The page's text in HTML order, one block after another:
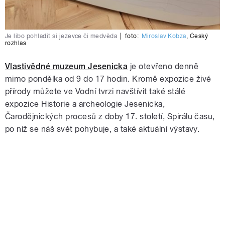
Je libo pohladit si jezevce či medvěda foto: Miroslav Kobza Český
rozhlas
Vlastivědné muzeum Jesenicka je otevřeno denně
mimo pondělka od 9 do 17 hodin. Kromě expozice živé
přírody můžete ve Vodní tvrzi navštívit také stálé
expozice Historie a archeologie Jesenicka,
Čarodějnických procesů z doby 17. století, Spirálu času,
po níž se náš svět pohybuje, a také aktuální výstavy.